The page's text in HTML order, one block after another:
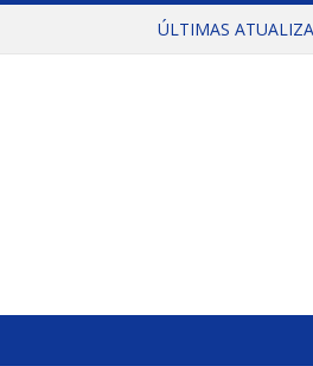
ÚLTIMAS